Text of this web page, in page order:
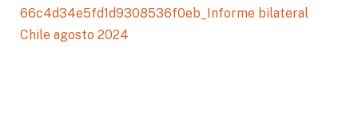
66c4d34e5fd1d9308536f0eb_Informe bilateral
Chile agosto 2024